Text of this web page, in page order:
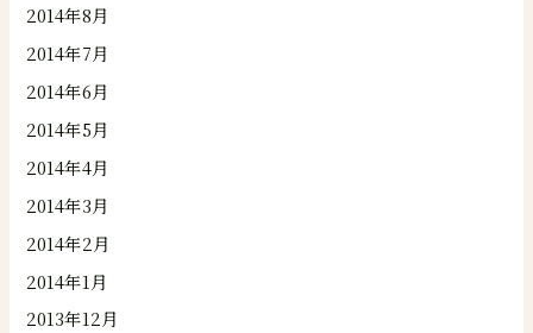
2014年8月
2014年7月
2014年6月
2014年5月
2014年4月
2014年3月
2014年2月
2014年1月
2013年12月